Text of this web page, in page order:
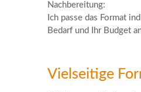
Nachbereitung:
Ich passe das Format
Bedarf und Ihr Budget
Vielseitige